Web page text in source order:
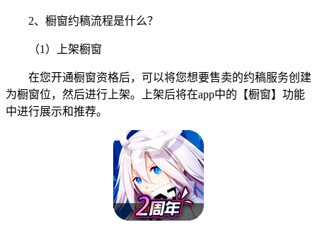
2、橱窗约稿流程是什么？
（1）上架橱窗
在您开通橱窗资格后，可以将您想要售卖的约稿服务创建
为橱窗位，然后进行上架。上架后将在app中的【橱窗】功能
中进行展示和推荐。